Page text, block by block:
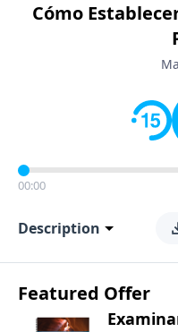
Cómo
00:00
Description
Featured Offer